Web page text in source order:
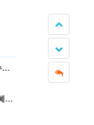
모두투어, 비상경영 체제 전환---보수도 삭감
터키항공, 몰타 매일 2회 경유, 환승혜택 눈길